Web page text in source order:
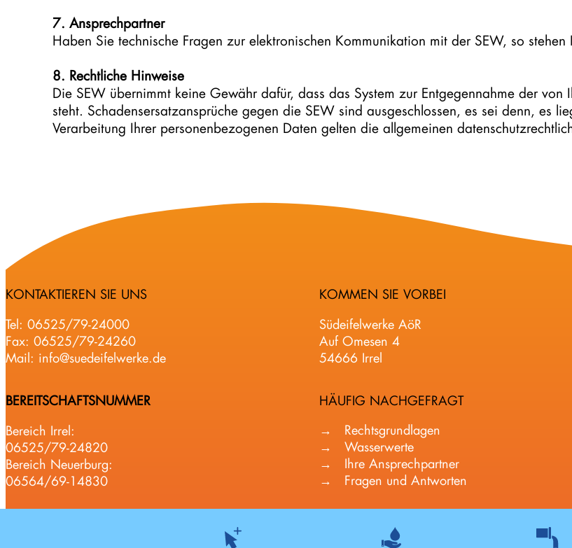
7. Ansprechpartner
Haben Sie technische Fragen zur elektronischen Kommunikation mit der SEW, so
8. Rechtliche Hinweise
Die SEW übernimmt keine Gewähr dafür, dass das System zur Entgegennahme der von
steht. Schadensersatzansprüche gegen die SEW sind ausgeschlossen, es sei denn, es
Verarbeitung Ihrer personenbezogenen Daten gelten die allgemeinen
KONTAKTIEREN SIE UNS
Tel: 06525/79-24000
Fax: 06525/79-24260
Mail: info@suedeifelwerke.de
KOMMEN SIE VORBEI
Südeifelwerke AöR
Auf Omesen 4
54666 Irrel
BEREITSCHAFTSNUMMER
Bereich Irrel:
06525/79-24820
Bereich Neuerburg:
06564/69-14830
HÄUFIG NACHGEFRAGT
Rechtsgrundlagen
Wasserwerte
Ihre Ansprechpartner
Fragen und Antworten